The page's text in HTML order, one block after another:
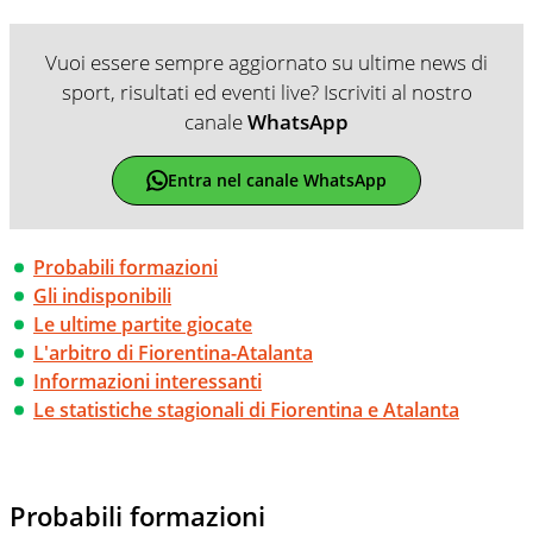
Vuoi essere sempre aggiornato su ultime news di
sport, risultati ed eventi live? Iscriviti al nostro
canaleWhatsApp
Entra nel canale WhatsApp
Probabili formazioni
Gli indisponibili
Le ultime partite giocate
L'arbitro di Fiorentina-Atalanta
Informazioni interessanti
Le statistiche stagionali di Fiorentina e Atalanta
Probabili formazioni